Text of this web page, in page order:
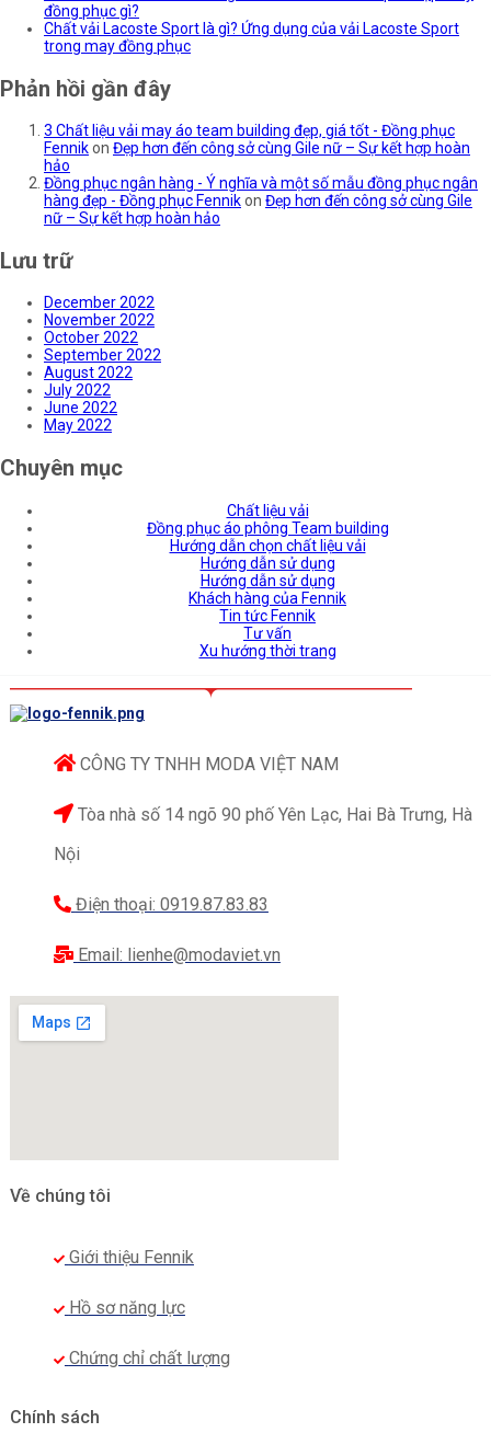
đồng phục gì?
Chất vải Lacoste Sport là gì? Ứng dụng của vải Lacoste Sport
trong may đồng phục
Phản hồi gần đây
3 Chất liệu vải may áo team building đẹp, giá tốt - Đồng phục
Fennikon Đẹp hơn đến công sở cùng Gile nữ – Sự kết hợp hoàn
hảo
Đồng phục ngân hàng - Ý nghĩa và một số mẫu đồng phục ngân
hàng đẹp - Đồng phục Fennikon Đẹp hơn đến công sở cùng Gile
nữ – Sự kết hợp hoàn hảo
Lưu trữ
December 2022
November 2022
October 2022
September 2022
August 2022
July 2022
June 2022
May 2022
Chuyên mục
Chất liệu vải
Đồng phục áo phông Team building
Hướng dẫn chọn chất liệu vải
Hướng dẫn sử dụng
Hướng dẫn sử dụng
Khách hàng của Fennik
Tin tức Fennik
Tư vấn
Xu hướng thời trang
CÔNG TY TNHH MODA VIỆT NAM
Tòa nhà số 14 ngõ 90 phố Yên Lạc, Hai Bà Trưng, Hà
Nội
Điện thoại: 0919.87.83.83
Email: lienhe@modaviet.vn
Về chúng tôi
Giới thiệu Fennik
Hồ sơ năng lực
Chứng chỉ chất lượng
Chính sách